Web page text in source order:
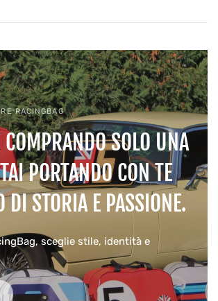
RACINGBAG
SOLO UNA
PORTANDO CON TE
DI STORIA E PASSIONE.
sceglie stile, identità e